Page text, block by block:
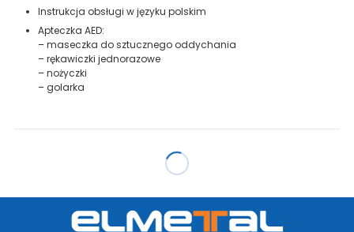
Instrukcja obsługi w języku polskim
Apteczka AED:
– maseczka do sztucznego oddychania
– rękawiczki jednorazowe
– nożyczki
– golarka